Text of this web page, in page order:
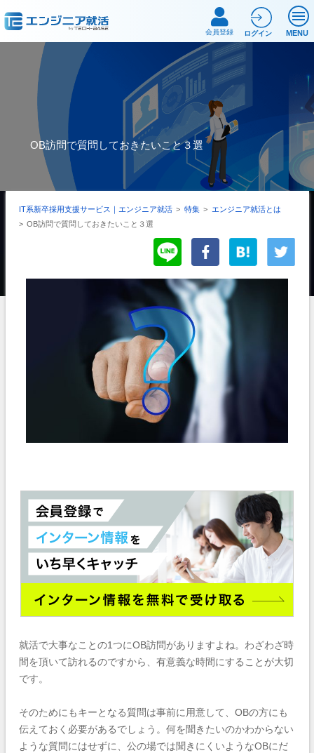
MENU
会員登録 ログイン
OB訪問で質問しておきたいこと３選
IT系新卒採用支援サービス｜エンジニア就活 > 特集 > エンジニア就活とは
> OB訪問で質問しておきたいこと３選
就活で大事なことの1つにOB訪問がありますよね。わざわざ時
間を頂いて訪れるのですから、有意義な時間にすることが大切
です。
そのためにもキーとなる質問は事前に用意して、OBの方にも
伝えておく必要があるでしょう。何を聞きたいのかわからない
ような質問にはせずに、公の場では聞きにくいようなOBにだ